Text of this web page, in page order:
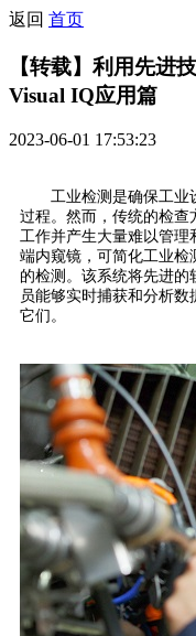
返回 首页
【转载】利用先进
Visual IQ应用篇
2023-06-01 17:53:23
工业检测是确保工业
过程。然而，传统的检查
工作并产生大量难以管理
端内窥镜，可简化工业检
的检测。该系统将先进
员能够实时捕获和分析数
它们。